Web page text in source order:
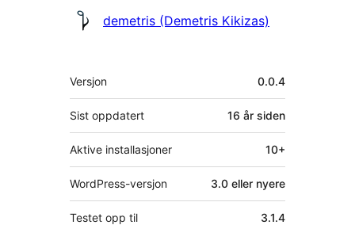
Bidragsytere
demetris (Demetris Kikizas)
Meta
Versjon 0.0.4
Sist oppdatert 16 år siden
Aktive installasjoner 10+
WordPress-versjon 3.0 eller nyere
Testet opp til 3.1.4